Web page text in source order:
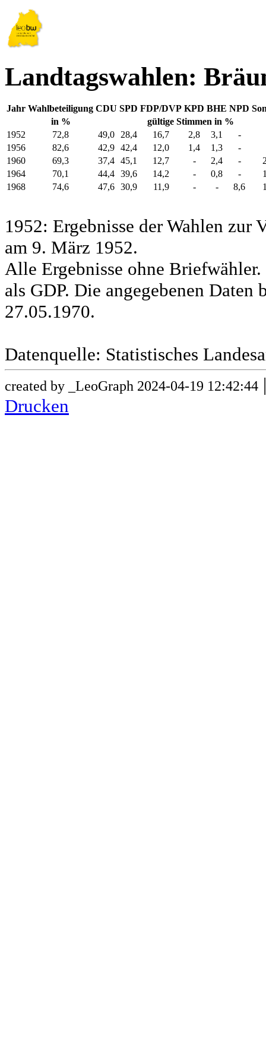
Landtagswahlen:
Jahr Wahlbeteiligung CDU SPD FDP/DVP KPD BHE NPD
in %
gültige Stimmen in %
1952
72,8 49,0 28,4 16,7 2,8 3,1
-
1956
82,6 42,9 42,4 12,0 1,4 1,3
-
1960
69,3 37,4 45,1 12,7 - 2,4 -
1964
70,1 44,4 39,6 14,2 - 0,8 -
1968
74,6 47,6 30,9 11,9 - - 8,6
1952: Ergebnisse der Wahlen zur
am 9. März 1952.
Alle Ergebnisse ohne
als GDP. Die angegebenen
27.05.1970.
Datenquelle: Statistisches
created by _LeoGraph 2024-04-19 12:42:44
Drucken